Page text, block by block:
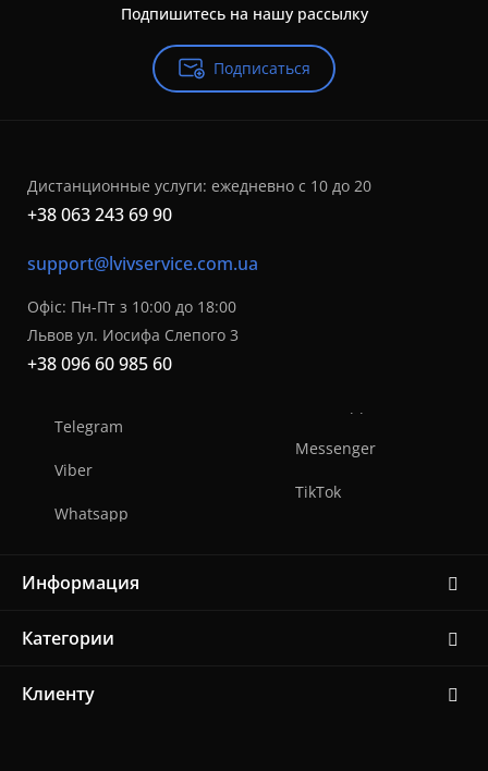
Подпишитесь на нашу рассылку
Подписаться
Дистанционные услуги: ежедневно с 10 до 20
+38 063 243 69 90
support@lvivservice.com.ua
Офіс: Пн-Пт з 10:00 до 18:00
Львов ул. Иосифа Слепого 3
+38 096 60 985 60
Telegram
Viber
Whatsapp
Messenger
TikTok
Информация
Категории
Клиенту